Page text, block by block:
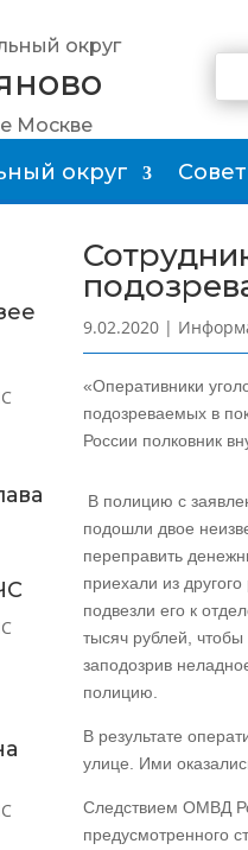
округ
Москве
округ
9.02.2020|
«Оперативники
подозреваемых в
России полковник
В полицию с
подошли двое
переправить
приехали из
подвезли его к
тысяч рублей,
заподозрив
полицию.
В результате
улице. Ими
Следствием ОМВД
предусмотренного